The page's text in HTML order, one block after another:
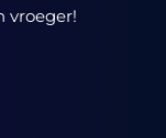
vroeger!